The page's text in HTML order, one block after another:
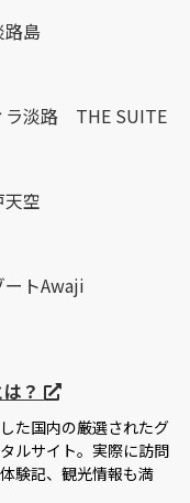
路島
ラ淡路 THE SUITE
天空
ートAwaji
は？
た国内の厳選されたグ
ルサイト。実際に訪問
験記、観光情報も満